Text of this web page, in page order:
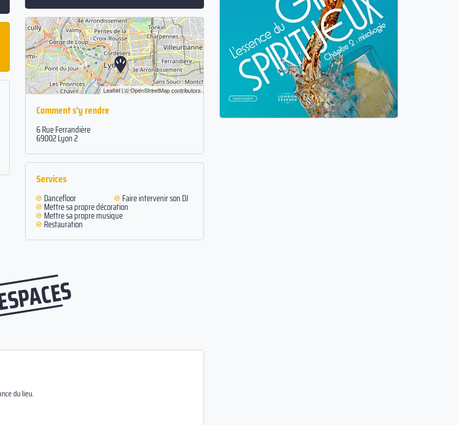
Leaflet| ©OpenStreetMapcontributors
Comment s'y rendre
6 Rue Ferrandière
69002 Lyon 2
Services
Dancefloor Faire intervenir son DJ
Mettre sa propre décoration
Mettre sa propre musique
Restauration
du lieu.